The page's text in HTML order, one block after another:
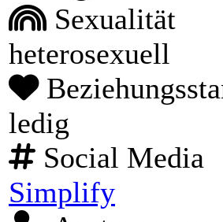
Sexualität
heterosexuell
ledig
Social Media
Simplify